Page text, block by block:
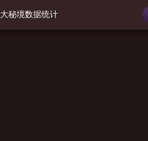
大秘境数据统计